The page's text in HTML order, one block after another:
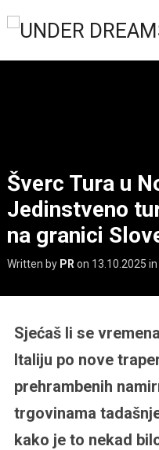
Šverc Tura u
Jedinstveno
na granici
Written by PR on 13.10.2025 in
Sjećaš li se
Italiju po nove
prehrambenih
trgovinama
kako je to nekad